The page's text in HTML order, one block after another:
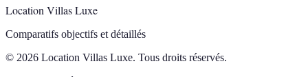
Location Villas Luxe
Comparatifs objectifs et détaillés
© 2026 Location Villas Luxe. Tous droits réservés.